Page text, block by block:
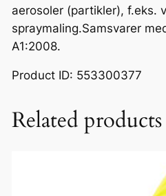
aerosoler (partikler), f.eks.
spraymaling.Samsvarer
A1:2008.
Product ID: 553300377
Related products